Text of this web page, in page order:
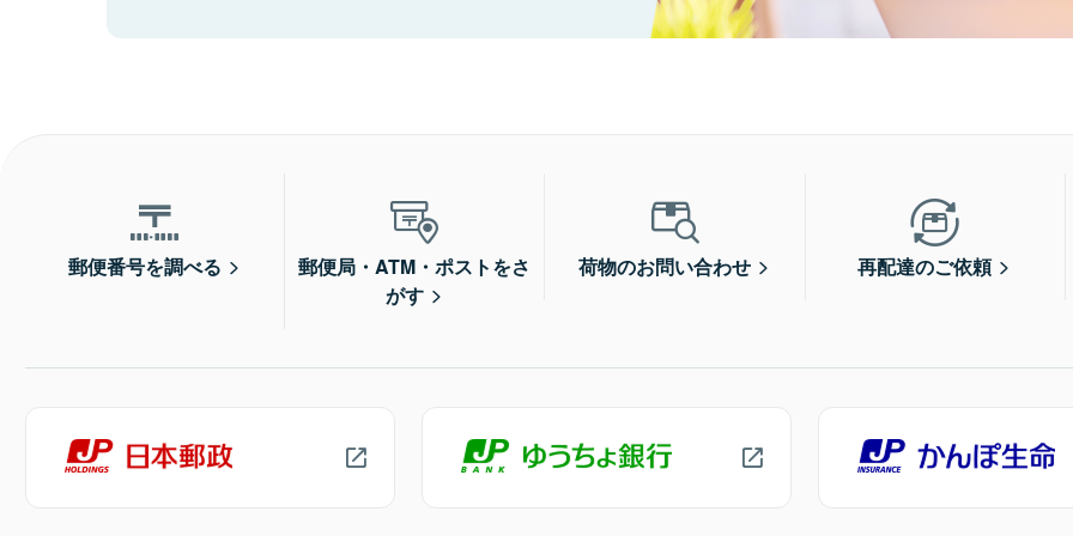
郵便番号を調べる
郵便局・ATM・ポストをさ
がす
荷物のお問い合わせ 再配達のご依頼